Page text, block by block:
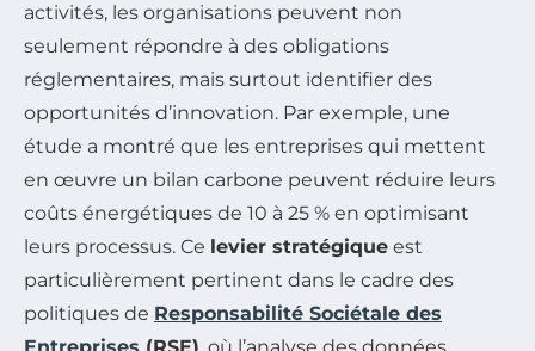
activités, les organisations peuvent non
seulement répondre à des obligations
réglementaires, mais surtout identifier des
opportunités d’innovation. Par exemple, une
étude a montré que les entreprises qui mettent
en œuvre un bilan carbone peuvent réduire leurs
coûts énergétiques de 10 à 25 % en optimisant
leurs processus. Ce levier stratégique est
particulièrement pertinent dans le cadre des
politiques de Responsabilité Sociétale des